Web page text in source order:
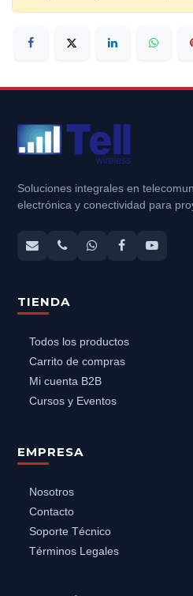
Soluciones integrales en
electrónica y conectividad para
TIENDA
Todos los productos
Carrito de compras
Mi cuenta B2B
Cursos y Eventos
EMPRESA
Nosotros
Contacto
Soporte Técnico
Términos Legales